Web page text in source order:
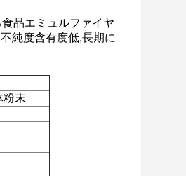
品エミュルファイヤ
純度含有度低,長期に
粉末